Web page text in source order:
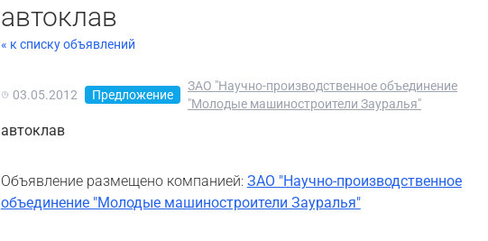
автоклав
« к списку объявлений
03.05.2012 Предложение
ЗАО "Научно-производственное объединение
"Молодые машиностроители Зауралья"
автоклав
Объявление размещено компанией: ЗАО "Научно-производственное
объединение "Молодые машиностроители Зауралья"